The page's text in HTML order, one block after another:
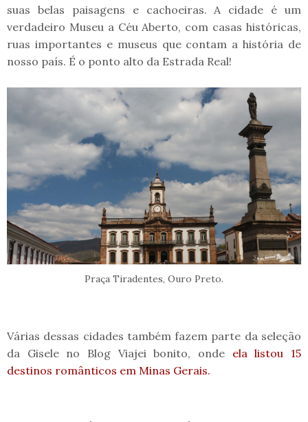
suas belas paisagens e cachoeiras. A cidade é um
verdadeiro Museu a Céu Aberto, com casas históricas,
ruas importantes e museus que contam a história de
nosso país. É o ponto alto da Estrada Real!
Praça Tiradentes, Ouro Preto.
Várias dessas cidades também fazem parte da seleção
da Gisele no Blog Viajei bonito, onde ela listou 15
destinos românticos em Minas Gerais.